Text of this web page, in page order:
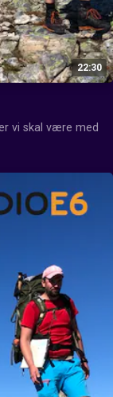
22:30
vi skal være med